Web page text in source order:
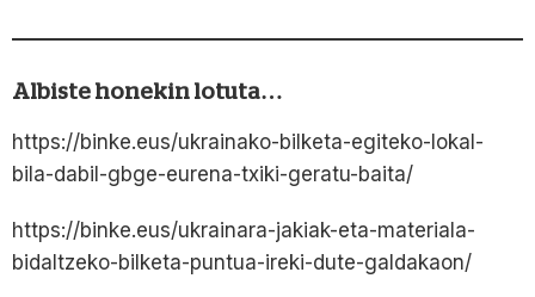
Albiste honekin lotuta…
https://binke.eus/ukrainako-bilketa-egiteko-lokal-
bila-dabil-gbge-eurena-txiki-geratu-baita/
https://binke.eus/ukrainara-jakiak-eta-materiala-
bidaltzeko-bilketa-puntua-ireki-dute-galdakaon/